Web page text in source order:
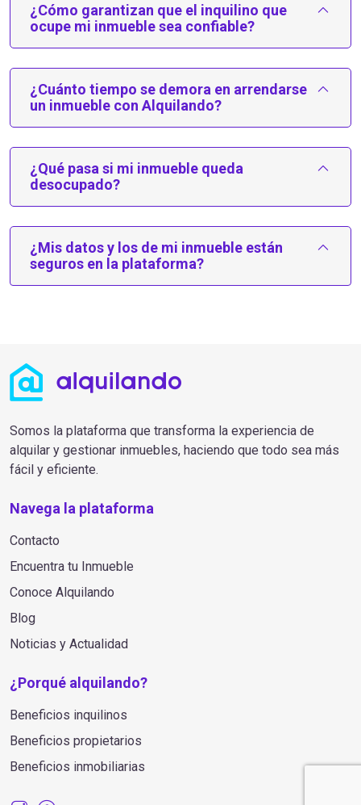
¿Cómo garantizan que el inquilino que
ocupe mi inmueble sea confiable?
¿Cuánto tiempo se demora en arrendarse
un inmueble con Alquilando?
¿Qué pasa si mi inmueble queda
desocupado?
¿Mis datos y los de mi inmueble están
seguros en la plataforma?
Somos la plataforma que transforma la experiencia de
alquilar y gestionar inmuebles, haciendo que todo sea más
fácil y eficiente.
Navega la plataforma
Contacto
Encuentra tu Inmueble
Conoce Alquilando
Blog
Noticias y Actualidad
¿Porqué alquilando?
Beneficios inquilinos
Beneficios propietarios
Beneficios inmobiliarias